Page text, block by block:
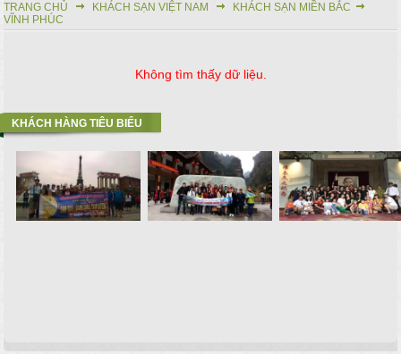
Bạn đang ở đây
TRANG CHỦ KHÁCH SẠN VIỆT NAM
KHÁCH SẠN MIỀN BẮC
VĨNH PHÚC
Không tìm thấy dữ liệu.
KHÁCH HÀNG TIÊU BIỂU